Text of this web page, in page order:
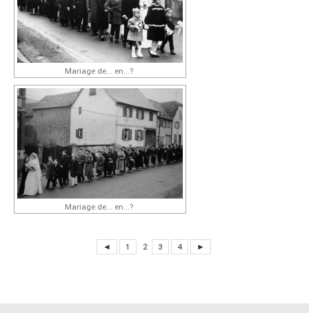
Mariage de... en...?
Mariage de... en...?
◄ 1 2 3 4 ►